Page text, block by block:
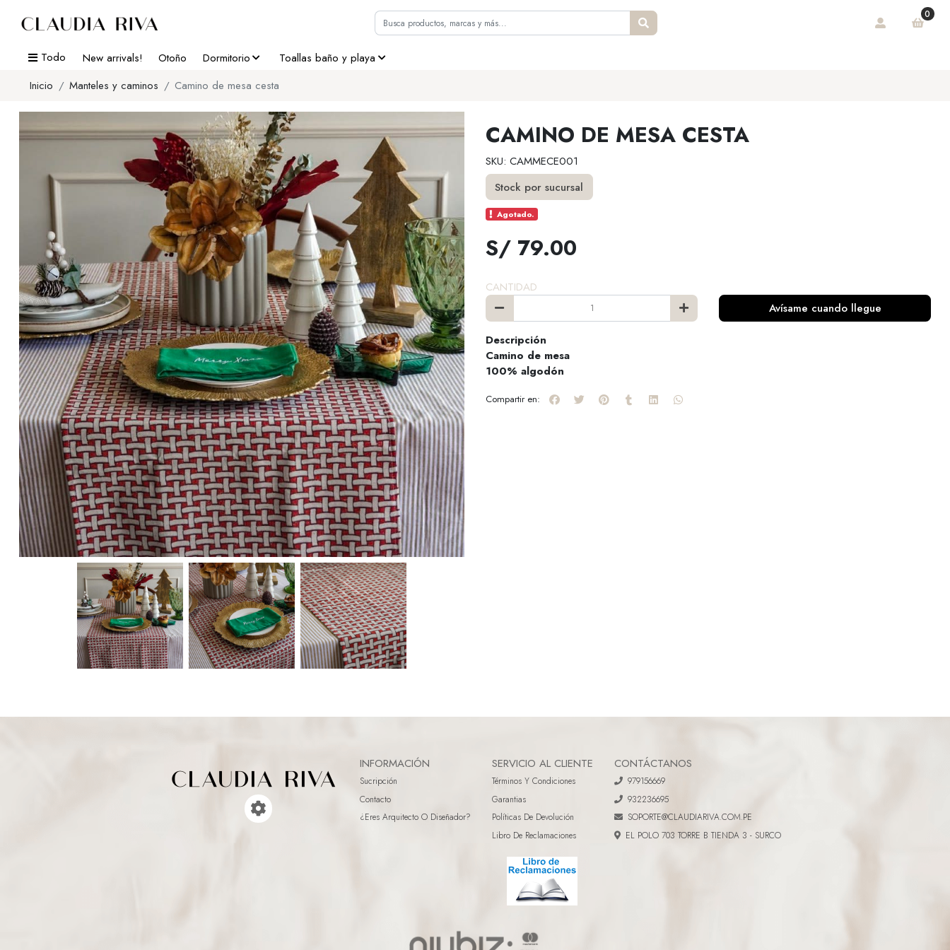
0
Todo New arrivals! Otoño Dormitorio
Toallas baño y playa
Inicio
Manteles y caminos Camino de mesa cesta
CAMINO DE MESA CESTA
SKU: CAMMECE001
Stock por sucursal
Agotado.
S/ 79.00
CANTIDAD
Avísame cuando llegue
Descripción
Camino de mesa
100% algodón
Compartir en:
INFORMACIÓN
Sucripción
Contacto
¿eres Arquitecto O Diseñador?
SERVICIO AL CLIENTE
Términos Y Condiciones
Garantias
Políticas De Devolución
Libro De Reclamaciones
CONTÁCTANOS
979156669
932236695
SOPORTE@CLAUDIARIVA.COM.PE
EL POLO 703 TORRE B TIENDA 3 - SURCO